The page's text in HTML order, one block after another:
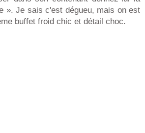
». Je sais c'est dégueu, mais on est
buffet froid chic et détail choc.